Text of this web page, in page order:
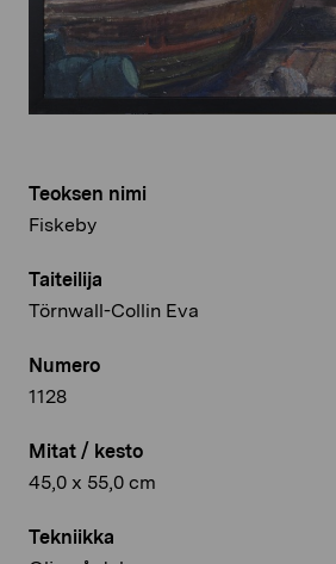
Teoksen nimi
Fiskeby
Taiteilija
Törnwall-Collin Eva
Numero
1128
Mitat / kesto
45,0 x 55,0 cm
Tekniikka